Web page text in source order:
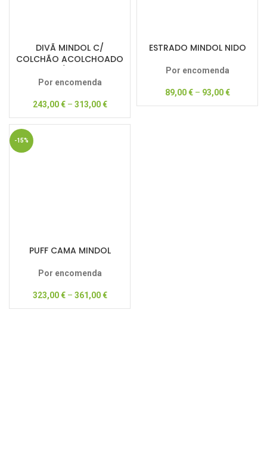
DIVÃ MINDOL C/
COLCHÃO ACOLCHOADO
Por encomenda
243,00€– 313,00€
ESTRADO MINDOL NIDO
Por encomenda
89,00€– 93,00€
-15%
PUFF CAMA MINDOL
Por encomenda
323,00€– 361,00€